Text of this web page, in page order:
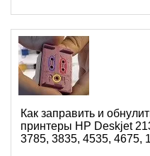
Как заправить и
принтеры HP Deskjet
3785, 3835, 4535, 4675,